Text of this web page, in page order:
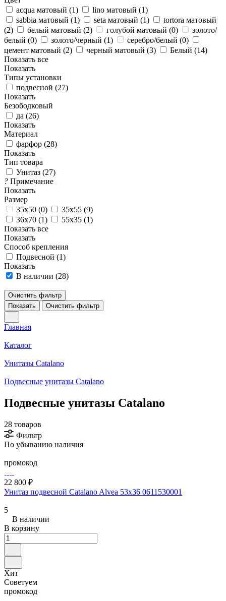
acqua матовый (1) lino матовый (1)
sabbia матовый (1) seta матовый (1)
tortora матовый
(2) белый матовый (2) голубой матовый (0)
золото/
белый (0) золото/черный (1) серебро/белый (0)
цемент матовый (2) черный матовый (3) Белый (14)
Показать все
Показать
Типы установки
подвесной (27)
Показать
Безободковый
да (26)
Показать
Материал
фарфор (28)
Показать
Тип товара
Унитаз (27)
? Примечание
Показать
Размер
35x50 (0) 35x55 (9)
36x70 (1) 55x35 (1)
Показать все
Показать
Способ крепления
Подвесной (1)
Показать
В наличии (28)
Очистить фильтр
Показать
Очистить фильтр
Главная
Каталог
Унитазы Catalano
Подвесные унитазы Catalano
Подвесные унитазы Catalano
28 товаров
Фильтр
По убыванию наличия
промокод
22 800 ₽
Унитаз подвесной Catalano Alvea 53x36 0611530001
5
В наличии
В корзину
Хит
Советуем
промокод